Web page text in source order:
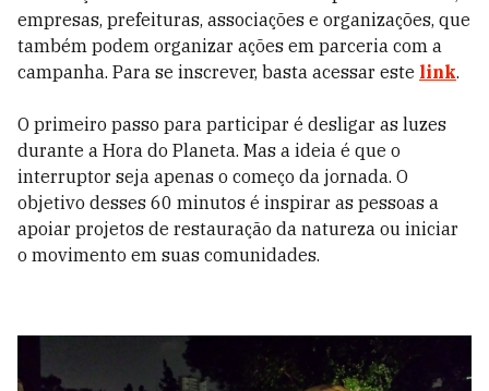
empresas, prefeituras, associações e organizações, que
também podem organizar ações em parceria com a
campanha. Para se inscrever, basta acessar este link.
O primeiro passo para participar é desligar as luzes
durante a Hora do Planeta. Mas a ideia é que o
interruptor seja apenas o começo da jornada. O
objetivo desses 60 minutos é inspirar as pessoas a
apoiar projetos de restauração da natureza ou iniciar
o movimento em suas comunidades.